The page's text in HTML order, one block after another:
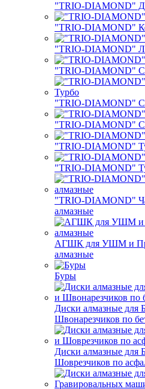
"TRIO-DIAMOND"
"TRIO-DIAMOND"
"TRIO-DIAMOND"
"TRIO-DIAMOND"
"TRIO-DIAMOND"
"TRIO-DIAMOND"
"TRIO-DIAMOND"
"TRIO-DIAMOND"
"TRIO-DIAMOND"
алмазные
АГШК для УШМ и
алмазные
Буры
Диски алмазные для
Швонарезчиков по
Диски алмазные для
Шоврезчиков по